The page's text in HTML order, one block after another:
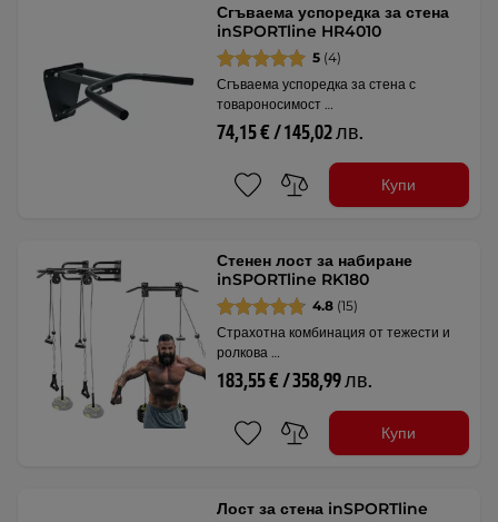
Сгъваема успоредка за стена
inSPORTline HR4010
5 (4)
Сгъваема успоредка за стена с
товароносимост …
74,15 € / 145,02 лв.
Купи
Стенен лост за набиране
inSPORTline RK180
4.8 (15)
Страхотна комбинация от тежести и
ролкова …
183,55 € / 358,99 лв.
Купи
Лост за стена inSPORTline